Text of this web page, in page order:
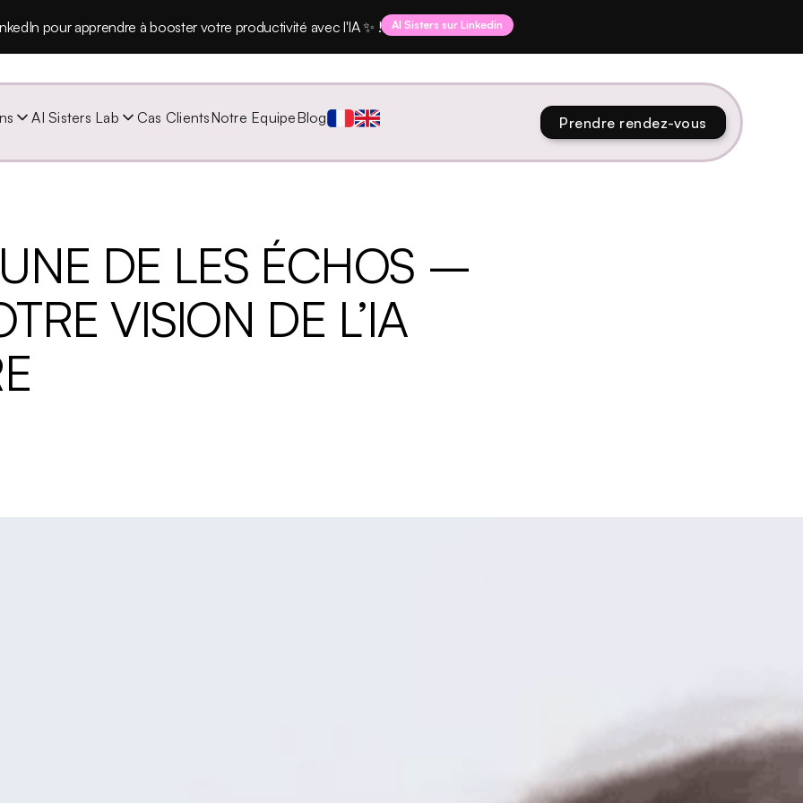
pour apprendre à booster votre productivité avec l'IA ✨ ! AI Sisters sur Linkedin
AI Sisters Lab Cas ClientsNotre EquipeBlog Prendre rendez-vous
DE LES ÉCHOS –
VISION DE L’IA